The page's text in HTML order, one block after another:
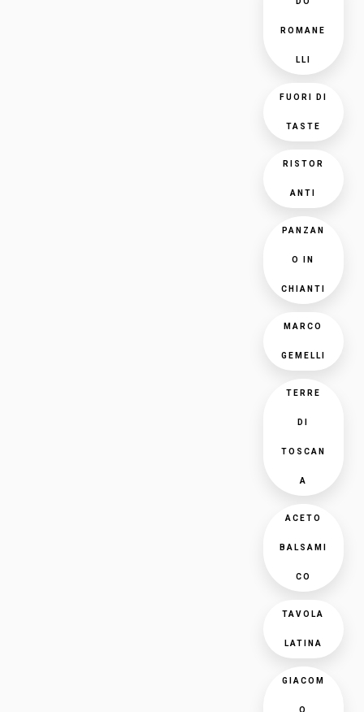
ROMANE
LLI
FUORI DI
TASTE
RISTOR
ANTI
PANZAN
O IN
CHIANTI
MARCO
GEMELLI
TERRE
DI
TOSCAN
A
ACETO
BALSAMI
CO
TAVOLA
LATINA
GIACOM
O